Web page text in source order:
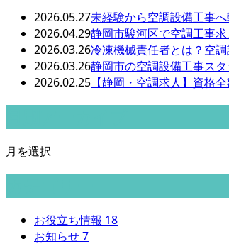
2026.05.27未経験から空調設備工事
2026.04.29静岡市駿河区で空調工事
2026.03.26冷凍機械責任者とは？空
2026.03.26静岡市の空調設備工事ス
2026.02.25 【静岡・空調求人】資格
月を選択
お役立ち情報 18
お知らせ7